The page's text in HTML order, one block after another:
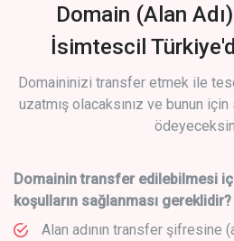
Domain (Alan
İsimtescil
Domaininizi transfer etmek ile
uzatmış olacaksınız ve bunun
Domainin transfer edilebilmesi
koşulların sağlanması gereklidir?
Alan adının transfer şifresine